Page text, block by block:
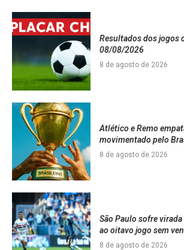
Resultados dos jogos
08/08/2026
8 de agosto de 2026
Atlético e Remo
movimentado pelo
8 de agosto de 2026
São Paulo sofre
ao oitavo jogo sem
8 de agosto de 2026